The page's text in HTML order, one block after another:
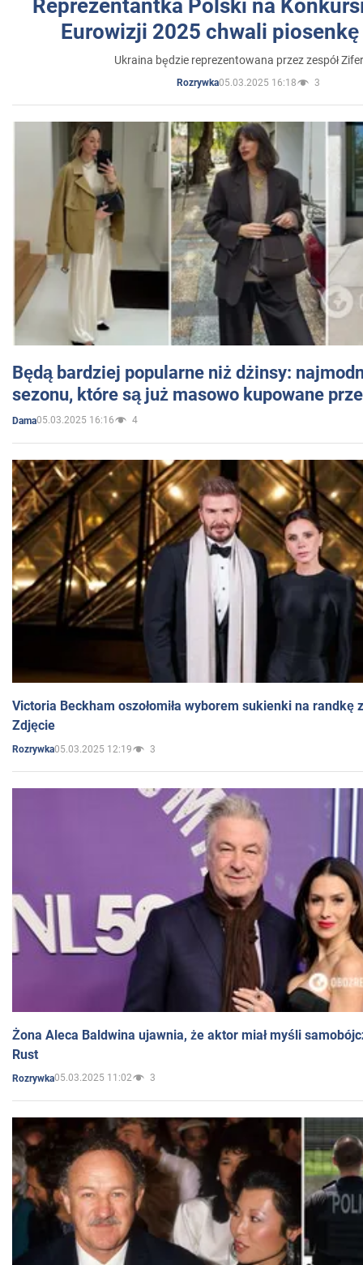
Reprezentantka Polski na
Eurowizji 2025 chwali
Ukraina będzie reprezentowana przez zespół
Rozrywka05.03.2025 16:18 3
Będą bardziej popularne niż dżinsy:
sezonu, które są już masowo kupowane
Dama05.03.2025 16:16 4
Victoria Beckham oszołomiła wyborem sukienki na randkę
Zdjęcie
Rozrywka05.03.2025 12:19 3
Żona Aleca Baldwina ujawnia, że aktor miał myśli
Rust
Rozrywka05.03.2025 11:02 3